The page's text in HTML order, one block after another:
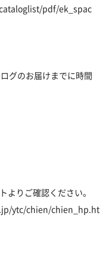
pdf/ek_spac
グのお届けまでに時間
りご確認ください。
ytc/chien/chien_hp.ht